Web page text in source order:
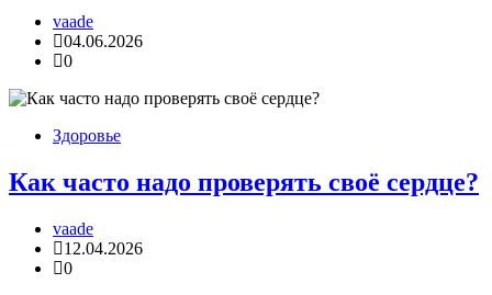
vaade
04.06.2026
0
Здоровье
Как часто надо проверять своё сердце?
vaade
12.04.2026
0